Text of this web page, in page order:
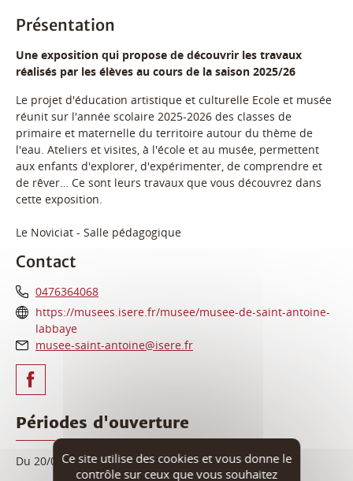
Présentation
Une exposition qui propose de découvrir les travaux
réalisés par les élèves au cours de la saison 2025/26
Le projet d'éducation artistique et culturelle Ecole et musée
réunit sur l'année scolaire 2025-2026 des classes de
primaire et maternelle du territoire autour du thème de
l'eau. Ateliers et visites, à l'école et au musée, permettent
aux enfants d'explorer, d'expérimenter, de comprendre et
de rêver… Ce sont leurs travaux que vous découvrez dans
cette exposition.
Le Noviciat - Salle pédagogique
Contact
0476364068
https://musees.isere.fr/musee/musee-de-saint-antoine-
labbaye
musee-saint-antoine@isere.fr
Périodes d'ouverture
Du 20/06 au 20/09/2026 le samedi de 14h à 18h.
Ce site utilise des cookies et vous donne le
contrôle sur ceux que vous souhaitez